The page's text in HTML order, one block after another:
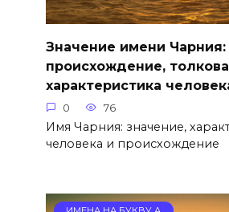
Значение имени Чарния:
происхождение,
характеристика
0 76
Имя Чарния: значение,
человека и происхождение